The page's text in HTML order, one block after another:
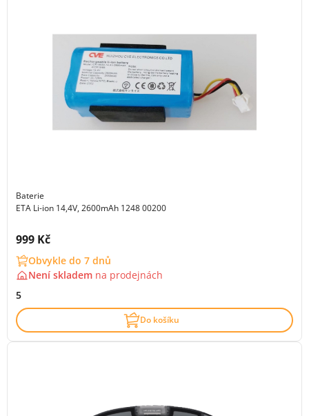
Baterie
ETA Li-ion 14,4V, 2600mAh 1248 00200
Cena s DPH:
999 Kč
Obvykle do 7 dnů
Není skladem na prodejnách
5
Do košíku